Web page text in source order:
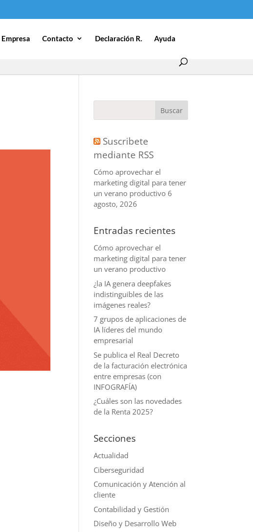
Empresa Contacto Declaración R. Ayuda
Suscribete
mediante RSS
Cómo aprovechar el
marketing digital para tener
un verano productivo 6
agosto, 2026
Entradas recientes
Cómo aprovechar el
marketing digital para tener
un verano productivo
¿la IA genera deepfakes
indistinguibles de las
imágenes reales?
7 grupos de aplicaciones de
IA líderes del mundo
empresarial
Se publica el Real Decreto
de la facturación electrónica
entre empresas (con
INFOGRAFÍA)
¿Cuáles son las novedades
de la Renta 2025?
Secciones
Actualidad
Ciberseguridad
Comunicación y Atención al
cliente
Contabilidad y Gestión
Diseño y Desarrollo Web